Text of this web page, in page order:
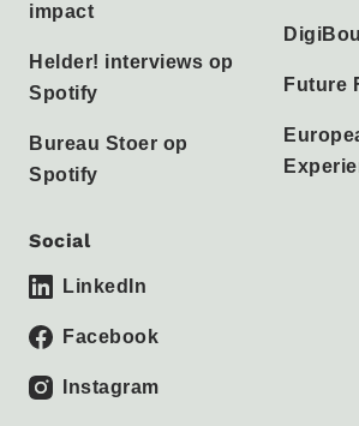
impact
Helder! interviews op
Spotify
Bureau Stoer op
Spotify
Future
Social
LinkedIn
Facebook
Instagram